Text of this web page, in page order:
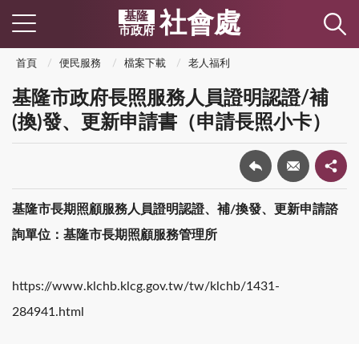
基隆
市政府 社會處
首頁 便民服務 檔案下載 老人福利
基隆市政府長照服務人員證明認證/補
(換)發、更新申請書（申請長照小卡）
基隆市長期照顧服務人員證明認證、補/換發、更新申請諮
詢單位：基隆市長期照顧服務管理所
https://www.klchb.klcg.gov.tw/tw/klchb/1431-
284941.html